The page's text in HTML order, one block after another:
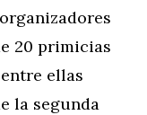
20 primicias
ellas
la segunda